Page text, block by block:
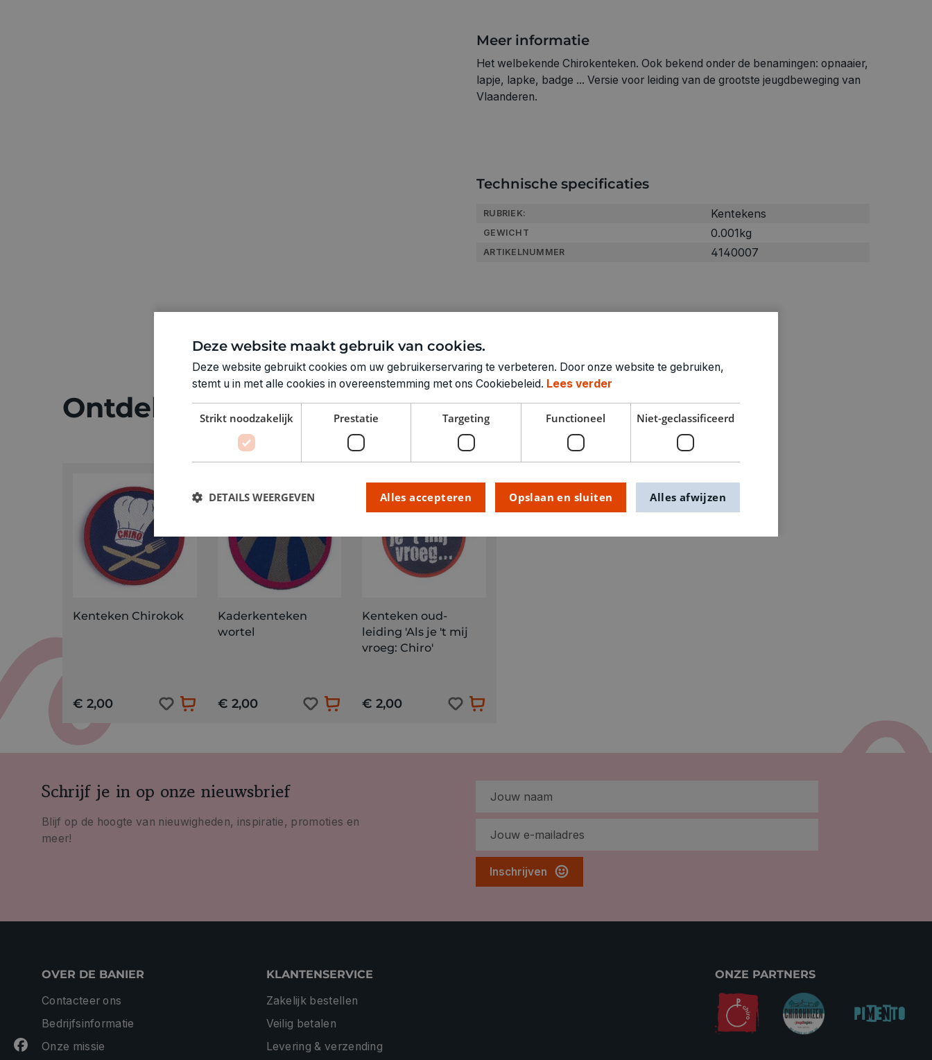
Meer informatie
Het welbekende Chirokenteken. Ook bekend onder de benamingen: opnaaier,
lapje, lapke, badge ... Versie voor leiding van de grootste jeugdbeweging van
Vlaanderen.
Technische specificaties
RUBRIEK: Kentekens
GEWICHT 0.001kg
ARTIKELNUMMER 4140007
Ontdek meer
Kenteken Chirokok
€ 2,00
Kaderkenteken
wortel
€ 2,00
Kenteken oud-
leiding 'Als je 't mij
vroeg: Chiro'
€ 2,00
Schrijf je in op onze nieuwsbrief
Blijf op de hoogte van nieuwigheden, inspiratie, promoties en
meer!
Inschrijven
OVER DE BANIER
Contacteer ons
Bedrijfsinformatie
Onze missie
KLANTENSERVICE
Zakelijk bestellen
Veilig betalen
Levering & verzending
ONZE PARTNERS
Deze website maakt gebruik van cookies.
Deze website gebruikt cookies om uw gebruikerservaring te verbeteren. Door onze website te gebruiken,
stemt u in met alle cookies in overeenstemming met ons Cookiebeleid. Lees verder
Strikt noodzakelijk Prestatie Targeting Functioneel Niet-geclassificeerd
Opslaan en sluiten
Alles accepteren Alles afwijzen
DETAILS WEERGEVEN